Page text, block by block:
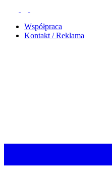
Współpraca
Kontakt / Reklama